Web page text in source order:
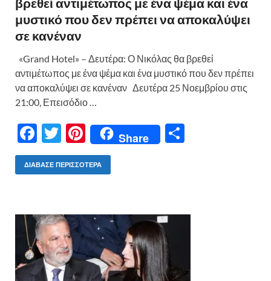
μυστικό που δεν πρέπει να αποκαλύψει
σε κανέναν
«Grand Hotel» – Δευτέρα: Ο Νικόλας θα βρεθεί
αντιμέτωπος με ένα ψέμα και ένα μυστικό που δεν πρέπει
να αποκαλύψει σε κανέναν Δευτέρα 25 Νοεμβρίου στις
21:00, Επεισόδιο …
F
ac
e
o
o
k
T
w
itt
Pi
nt
er
t
Share
σ
ε
ΔΙΆΒΑΣΕ ΠΕΡΙΣΣΌΤΕΡΑ